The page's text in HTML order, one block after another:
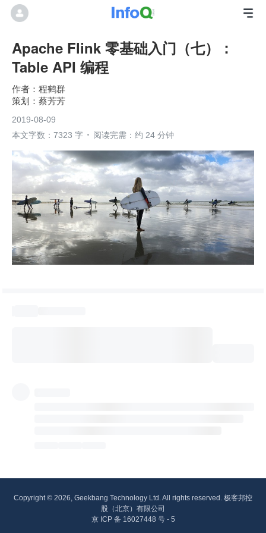
Apache Flink 零基础入门（七）：
Table API 编程
程鹤群
蔡芳芳
2019-08-09
本文字数：7323 字
阅读完需：约 24 分钟
Copyright © 2026, Geekbang Technology Ltd. All rights reserved. 极客邦控
股（北京）有限公司
京 ICP 备 16027448 号 - 5